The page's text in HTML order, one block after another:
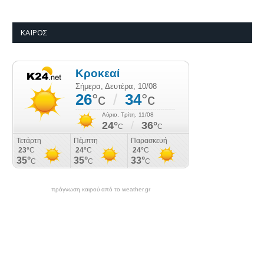
ΚΑΙΡΌΣ
πρόγνωση καιρού από το weather.gr